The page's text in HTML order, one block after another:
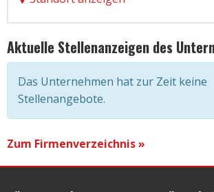
Aktuelle Stellenanzeigen des
Das Unternehmen hat zur Zeit keine
Stellenangebote.
Zum Firmenverzeichnis »